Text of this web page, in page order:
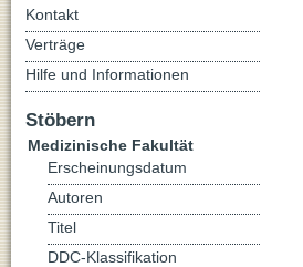
Kontakt
Verträge
Hilfe und Informationen
Stöbern
Medizinische Fakultät
Erscheinungsdatum
Autoren
Titel
DDC-Klassifikation